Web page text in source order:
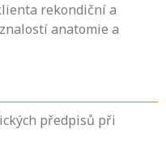
rekondiční a
anatomie a
předpisů při